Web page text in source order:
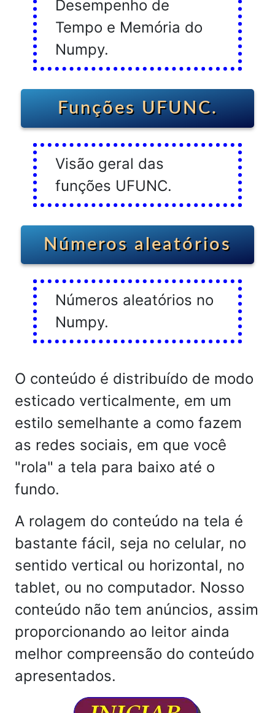
Desempenho de
Tempo e Memória do
Numpy.
Funções UFUNC.
Visão geral das
funções UFUNC.
Números aleatórios
Números aleatórios no
Numpy.
O conteúdo é distribuído de modo
esticado verticalmente, em um
estilo semelhante a como fazem
as redes sociais, em que você
"rola" a tela para baixo até o
fundo.
A rolagem do conteúdo na tela é
bastante fácil, seja no celular, no
sentido vertical ou horizontal, no
tablet, ou no computador. Nosso
conteúdo não tem anúncios, assim
proporcionando ao leitor ainda
melhor compreensão do conteúdo
apresentados.